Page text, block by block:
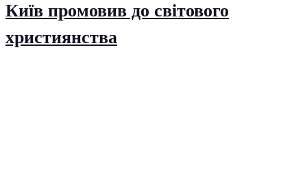
Київ промовив до світового
християнства